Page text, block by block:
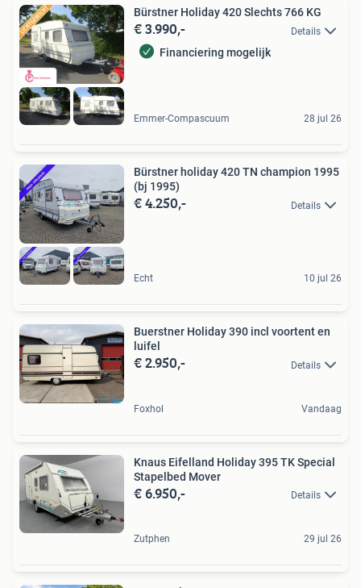
Bürstner Holiday 420 Slechts 766 KG
€ 3.990,- Details
Financiering mogelijk
Emmer-Compascuum 28 jul 26
Bürstner holiday 420 TN champion 1995
(bj 1995)
€ 4.250,- Details
Echt 10 jul 26
Buerstner Holiday 390 incl voortent en
luifel
€ 2.950,- Details
Foxhol Vandaag
Knaus Eifelland Holiday 395 TK Special
Stapelbed Mover
€ 6.950,- Details
Zutphen 29 jul 26